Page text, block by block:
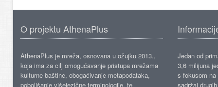
O projektu AthenaPlus
AthenaPlus je mreža, osnovana u ožujku 2013.,
koja ima za cilj omogućavanje pristupa mrežama
kulturne baštine, obogaćivanje metapodataka,
poboljšanje višejezične terminologije, te
Jedan od
3,6 milijuna
s fokusom
sadržaj